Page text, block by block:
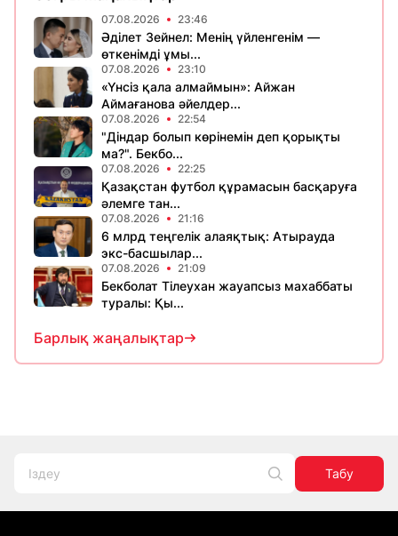
07.08.2026 23:46
Әділет Зейнел: Менің үйленгенім —
өткенімді ұмы...
07.08.2026 23:10
«Үнсіз қала алмаймын»: Айжан
Аймағанова әйелдер...
07.08.2026 22:54
"Діндар болып көрінемін деп қорықты
ма?". Бекбо...
07.08.2026 22:25
Қазақстан футбол құрамасын басқаруға
әлемге тан...
07.08.2026 21:16
6 млрд теңгелік алаяқтық: Атырауда
экс-басшылар...
07.08.2026 21:09
Бекболат Тілеухан жауапсыз махаббаты
туралы: Қы...
Барлық жаңалықтар
Табу